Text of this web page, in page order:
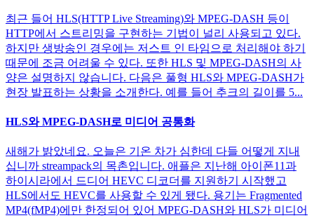
최근 들어 HLS(HTTP Live Streaming)와 MPEG-DASH 등이
HTTP에서 스트리밍을 구현하는 기법이 널리 사용되고 있다.
하지만 생방송인 경우에는 저스트 인 타임으로 처리해야 하기
때문에 조금 어려울 수 있다. 또한 HLS 및 MPEG-DASH의 사
양은 설명하지 않습니다. 다음은 풀형 HLS와 MPEG-DASH가
현장 발표하는 상황을 소개한다. 예를 들어 추크의 길이를 5...
HLS와 MPEG-DASH로 미디어 공통화
새해가 밝았네요. 오늘은 기온 차가 심한데 다들 어떻게 지내
십니까 streampack의 목촌입니다. 애플은 지난해 아이폰11과
하이시라에서 드디어 HEVC 디코더를 지원하기 시작했고
HLS에서도 HEVC를 사용할 수 있게 됐다. 용기는 Fragmented
MP4(fMP4)에만 한정되어 있어 MPEG-DASH와 HLS가 미디어